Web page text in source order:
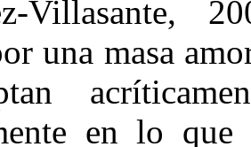
Villasante,
una masa
en lo